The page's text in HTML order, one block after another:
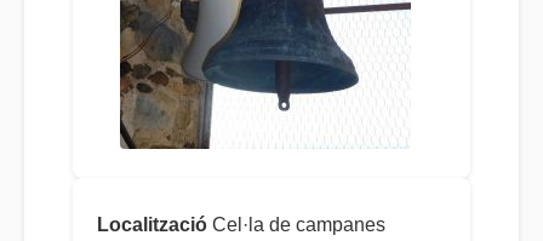
Localització Cel·la de campanes